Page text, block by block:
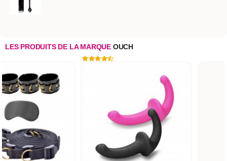
LES PRODUITS DE LA MARQUE OUCH